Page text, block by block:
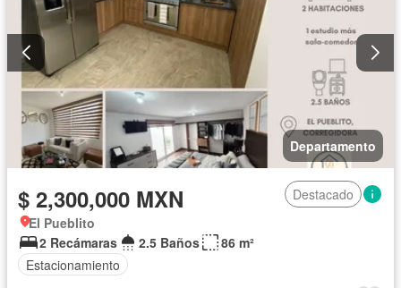
Departamento
$ 2,300,000 MXN
Destacado
El Pueblito
2 Recámaras
2.5 Baños
86 m²
Estacionamiento